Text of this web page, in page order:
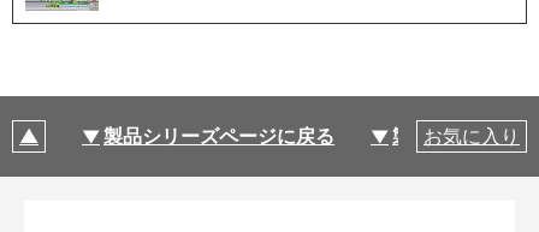
製品シリーズページに戻る 製品仕様
お気に入り